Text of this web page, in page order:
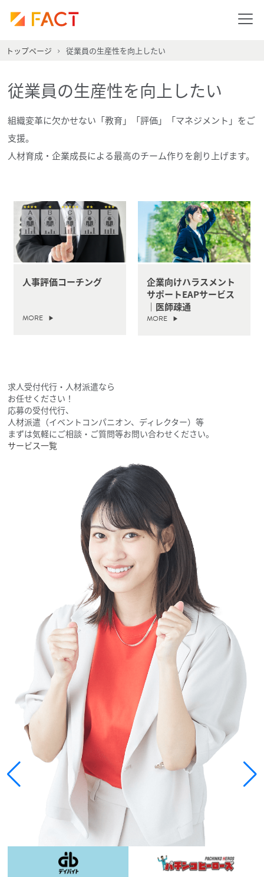
トップページ 従業員の生産性を向上したい
従業員の生産性を向上したい
組織変革に欠かせない「教育」「評価」「マネジメント」をご
支援。
人材育成・企業成長による最高のチーム作りを創り上げます。
人事評価コーチング
MORE
企業向けハラスメント
サポートEAPサービス
｜医師疎通
MORE
求人受付代行・人材派遣なら
お任せください！
応募の受付代行、
人材派遣（イベントコンパニオン、ディレクター）等
まずは気軽にご相談・ご質問等お問い合わせください。
サービス一覧